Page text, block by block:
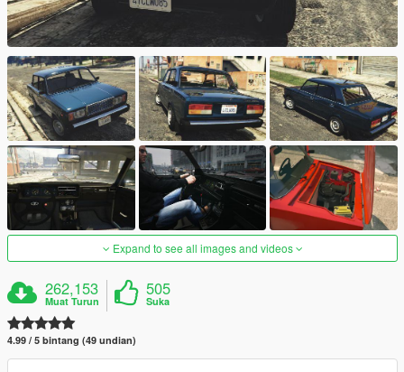
Expand to see all images and videos
262,153
Muat Turun
505
Suka
4.99 / 5 bintang (49 undian)